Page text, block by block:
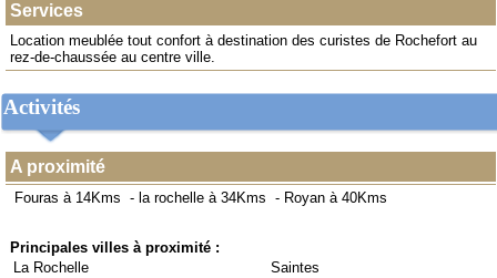
Services
Location meublée tout confort à destination des curistes de Rochefort au
rez-de-chaussée au centre ville.
Activités
A proximité
Fouras à 14Kms - la rochelle à 34Kms - Royan à 40Kms
Principales villes à proximité :
La Rochelle
Saintes